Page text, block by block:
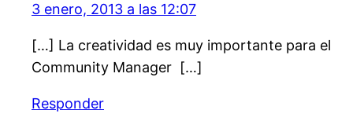
3 enero, 2013 a las 12:07
[…] La creatividad es muy importante para el
Community Manager […]
Responder